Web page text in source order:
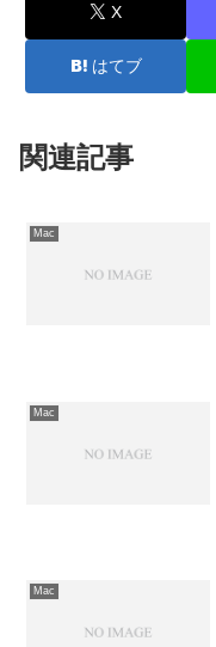
X
はてブ
関連記事
Mac
Mac
Mac